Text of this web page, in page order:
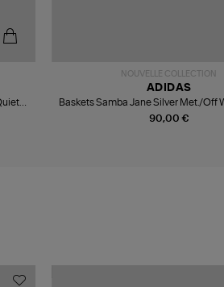
NOUVELLE COLLECTION
90,00 €
ADIDAS
Baskets Samba Jane Silver Met./Off